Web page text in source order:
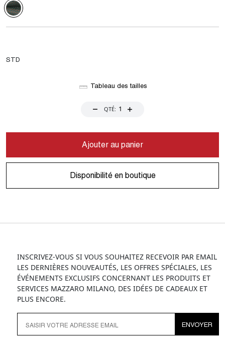
STD
Tableau des tailles
QTÉ:
Ajouter au panier
Disponibilité en boutique
INSCRIVEZ-VOUS SI VOUS SOUHAITEZ RECEVOIR PAR EMAIL
LES DERNIÈRES NOUVEAUTÉS, LES OFFRES SPÉCIALES, LES
ÉVÉNEMENTS EXCLUSIFS CONCERNANT LES PRODUITS ET
SERVICES MAZZARO MILANO, DES IDÉES DE CADEAUX ET
PLUS ENCORE.
ENVOYER